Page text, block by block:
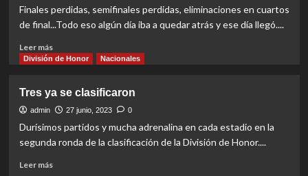
sexto
cupo
la
DDH
Finales perdidas, semifinales perdidas, eliminaciones en cuartos
de final...Todo eso algún día iba a quedar atrás y ese día llegó....
Leer másRead
more
fin
llegó
la
tercera
División de Honor Nacionales
Tres ya se clasificaron
admin 27 junio, 2023 0
Durísimos partidos y mucha adrenalina en cada estadio en la
segunda ronda de la clasificación de la División de Honor....
Leer másRead